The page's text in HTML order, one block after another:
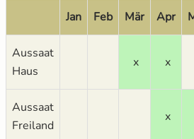
Jan Feb Mär Apr
Aussaat
Haus
x x
Aussaat
Freiland
x